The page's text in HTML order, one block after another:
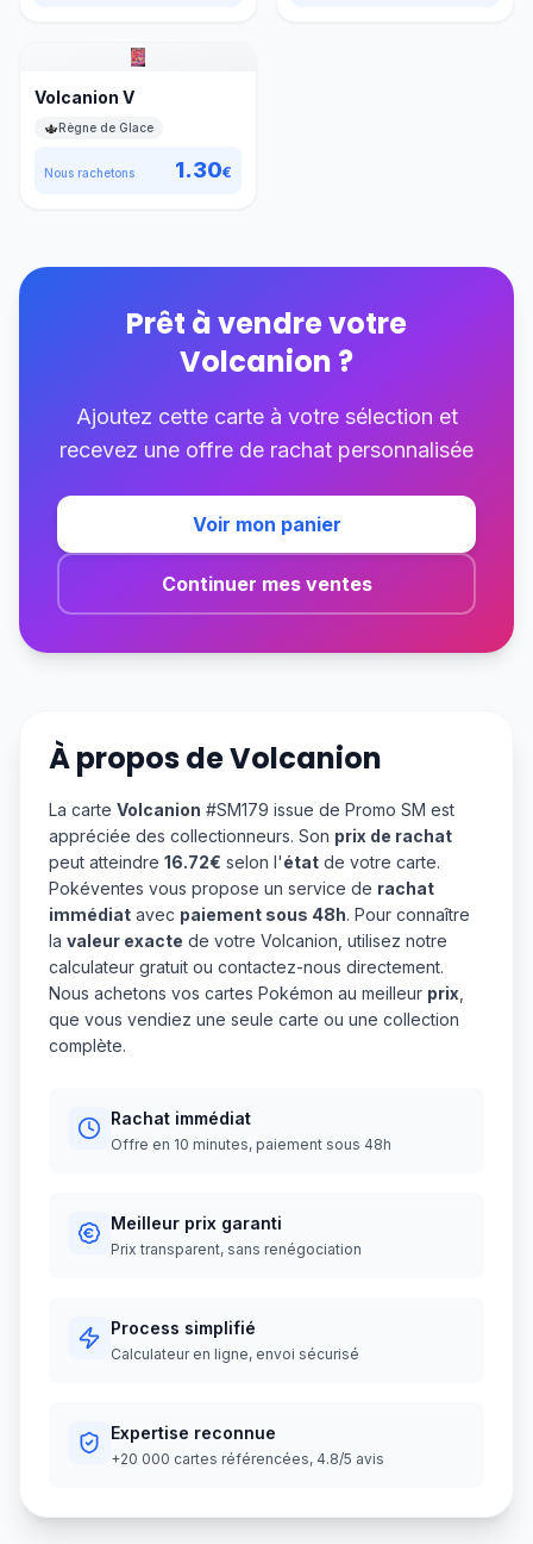
Volcanion V
Règne de Glace
Nous rachetons 1.30€
Prêt à vendre votre
Volcanion ?
Ajoutez cette carte à votre sélection et
recevez une offre de rachat personnalisée
Voir mon panier
Continuer mes ventes
À propos deVolcanion
La carte Volcanion #SM179 issue de Promo SM est
appréciée des collectionneurs. Son prix de rachat
peut atteindre 16.72€ selon l'état de votre carte.
Pokéventes vous propose un service de rachat
immédiat avec paiement sous 48h. Pour connaître
la valeur exacte de votre Volcanion, utilisez notre
calculateur gratuit ou contactez-nous directement.
Nous achetons vos cartes Pokémon au meilleur prix
que vous vendiez une seule carte ou une collection
complète.
Rachat immédiat
Offre en 10 minutes, paiement sous 48h
Meilleur prix garanti
Prix transparent, sans renégociation
Process simplifié
Calculateur en ligne, envoi sécurisé
Expertise reconnue
+20 000 cartes référencées, 4.8/5 avis